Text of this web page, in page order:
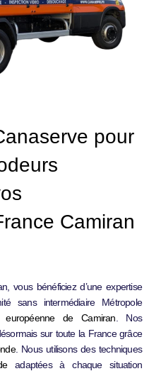
pour
Camiran
vous bénéficiez d’une expertise
sans intermédiaire Métropole
européenne de Camiran. Nos
sur toute la France grâce
. Nous utilisons des techniques
adaptées à chaque situation